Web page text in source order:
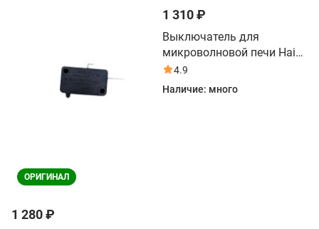
ОРИГИНАЛ
1 280 ₽
1 310 ₽
Выключатель для
микроволновой печи Haier
HMX-DG289X
4.9
Наличие: много